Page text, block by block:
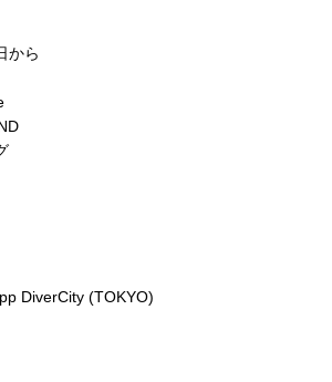
から
DiverCity (TOKYO)